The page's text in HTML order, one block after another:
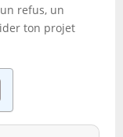
refus, un
ton projet